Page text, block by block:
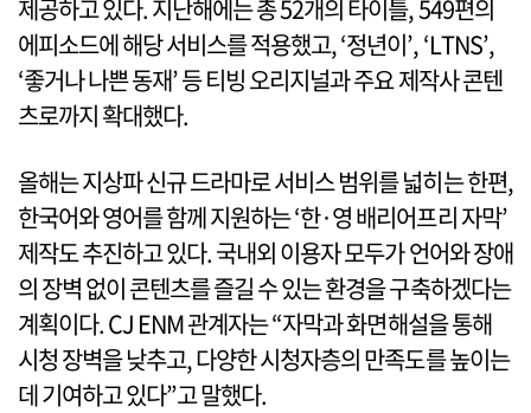
제공하고 있다. 지난해에는 총 52개의 타이틀, 549편의
에피소드에 해당 서비스를 적용했고, ‘정년이’, ‘LTNS’,
‘좋거나 나쁜 동재’ 등 티빙 오리지널과 주요 제작사 콘텐
츠로까지 확대했다.
올해는 지상파 신규 드라마로 서비스 범위를 넓히는 한편,
한국어와 영어를 함께 지원하는 ‘한·영 배리어프리 자막’
제작도 추진하고 있다. 국내외 이용자 모두가 언어와 장애
의 장벽 없이 콘텐츠를 즐길 수 있는 환경을 구축하겠다는
계획이다. CJ ENM 관계자는 “자막과 화면해설을 통해
시청 장벽을 낮추고, 다양한 시청자층의 만족도를 높이는
데 기여하고 있다”고 말했다.